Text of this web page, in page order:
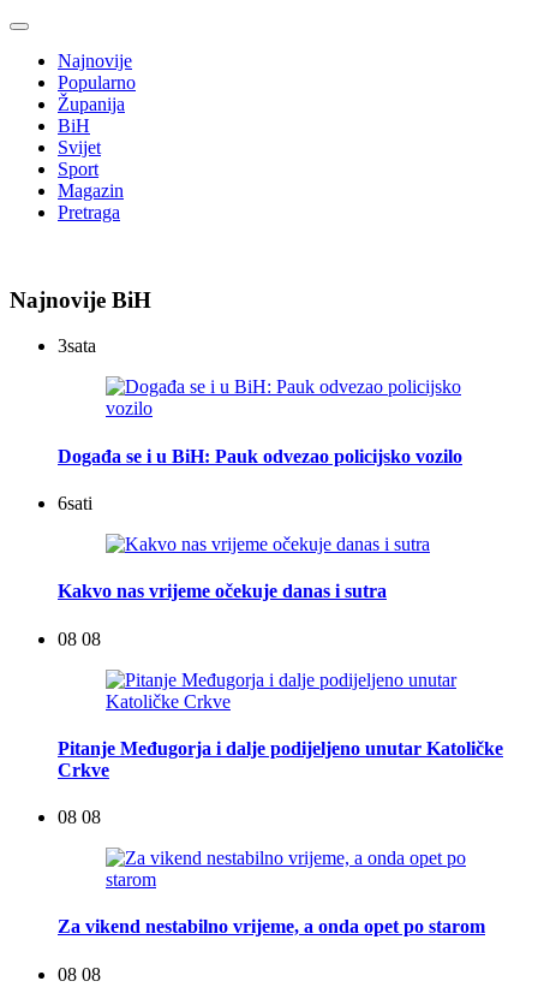
Najnovije
Popularno
Županija
BiH
Svijet
Sport
Magazin
Pretraga
Najnovije BiH
3sata
Događa se i u BiH: Pauk odvezao policijsko vozilo
6sati
Kakvo nas vrijeme očekuje danas i sutra
08 08
Pitanje Međugorja i dalje podijeljeno unutar Katoličke
Crkve
08 08
Za vikend nestabilno vrijeme, a onda opet po starom
08 08